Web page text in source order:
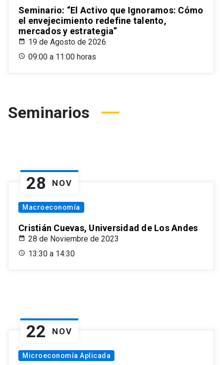
Seminario: “El Activo que Ignoramos: Cómo
el envejecimiento redefine talento,
mercados y estrategia”
19 de Agosto de 2026
09:00 a 11:00 horas
Seminarios
28 NOV
Macroeconomía
Cristián Cuevas, Universidad de Los Andes
28 de Noviembre de 2023
13:30 a 14:30
22 NOV
Microeconomía Aplicada